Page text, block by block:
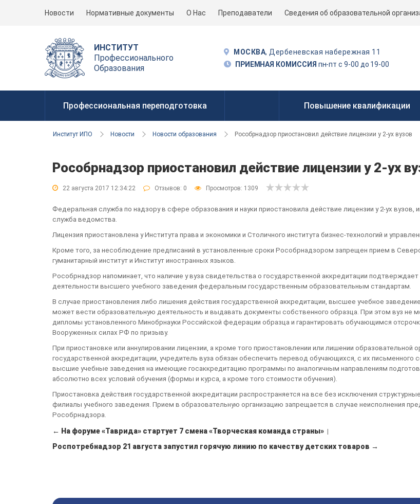
Новости Нормативные документы О Нас Преподаватели Сведения об образовательной
ИНСТИТУТ
Профессионального
Образования
МОСКВА, Дербеневская набережная 11
ПРИЕМНАЯ КОМИССИЯ пн-пт с 9-00 до 19-00
Профессиональная переподготовка Повышение квалификации
Институт ИПО Новости Новости образования Рособрнадзор приостановил действие лицензии у 2-ух вузов
Рособрнадзор приостановил действие лицензии у 2-ух
22 августа 2017 12:34:22 Отзывов: 0 Просмотров: 1309
Федеральная служба по надзору в сфере образования и науки приостановила действие лицензии у 2-ух вузов,
служба ведомства.
Лицензия приостановлена у Института права и экономики и Столичного института бизнес-технологий и
Кроме того, за несоблюдение предписаний в установленные сроки Рособрнадзором запрещен прием в
гуманитарный институт и Институт иностранных языков.
Рособрнадзор напоминает, что наличие у вуза свидетельства о государственной аккредитации
деятельности высшего учебного заведения федеральным государственным образовательным стандартам.
В случае приостановления либо лишения действия государственной аккредитации, высшее учебное
может вести образовательную деятельность и выдавать документы собственного образца. При этом вуз не
дипломы установленного Минобрнауки Российской федерации образца и гарантировать обучающимся
Вооруженных силах РФ по призыву.
При приостановке или аннулировании лицензии, а кроме того приостановлении или лишении образовательной
государственной аккредитации, учредитель вуза обязан обеспечить перевод обучающихся, с их письменного
высшие учебные заведения на имеющие госаккредитацию программы по аналогичным направлениям
абсолютно всех условий обучения (формы и курса, а кроме того стоимости обучения).
Приостановка действия государственной аккредитации распространяется на все без исключения
филиалы учебного заведения. Прием в образовательную организацию запрещается в случае неисполнения
Рособрнадзора.
← На форуме «Таврида» стартует 7 смена «Творческая команда страны»
Роспотребнадзор 21 августа запустил горячую линию по качеству детских товаров →